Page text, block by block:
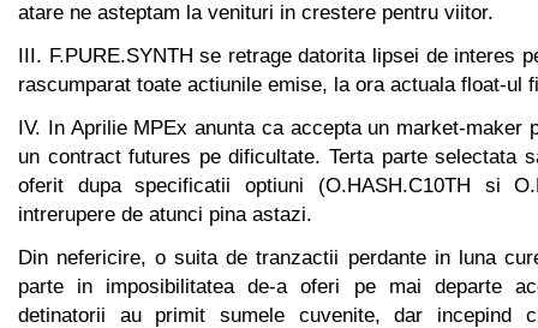
atare ne asteptam la venituri in crestere pentru viitor.
III. F.PURE.SYNTH se retrage datorita lipsei de interes
rascumparat toate actiunile emise, la ora actuala float-ul
IV. In Aprilie MPEx anunta ca accepta un market-maker
un contract futures pe dificultate. Terta parte selectata
oferit dupa specificatii optiuni (O.HASH.C10TH si
intrerupere de atunci pina astazi.
Din nefericire, o suita de tranzactii perdante in luna
parte in imposibilitatea de-a oferi pe mai departe
detinatorii au primit sumele cuvenite, dar incepind